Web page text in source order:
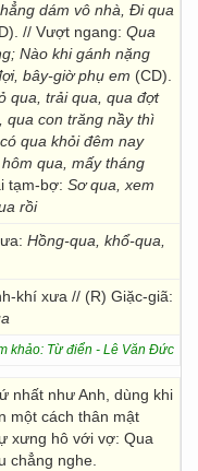
dám vô nhà, Đi qua
// Vượt ngang: Qua
Nào khi gánh nặng
bây-giờ phụ em (CD).
qua, trải qua, qua đợt
qua con trăng nầy thì
qua khỏi đêm nay
qua, mấy tháng
tạm-bợ: Sơ qua, xem
rồi
Hồng-qua, khổ-qua,
khí xưa // (R) Giặc-giã:
khảo: Từ điển - Lê Văn Đức
nhất như Anh, dùng khi
một cách thân mật
xưng hô với vợ: Qua
chẳng nghe.